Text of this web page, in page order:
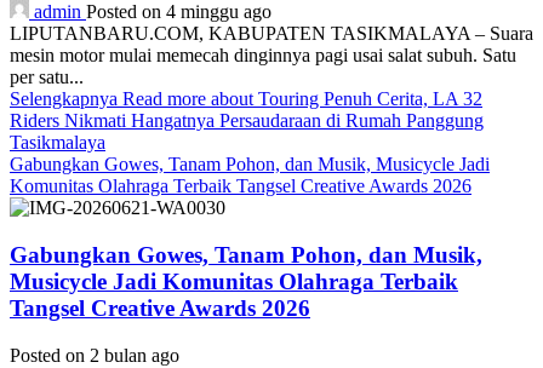
admin Posted on 4 minggu ago
LIPUTANBARU.COM, KABUPATEN TASIKMALAYA – Suara
mesin motor mulai memecah dinginnya pagi usai salat subuh. Satu
per satu...
Selengkapnya Read more about Touring Penuh Cerita, LA 32
Riders Nikmati Hangatnya Persaudaraan di Rumah Panggung
Tasikmalaya
Gabungkan Gowes, Tanam Pohon, dan Musik, Musicycle Jadi
Komunitas Olahraga Terbaik Tangsel Creative Awards 2026
Gabungkan Gowes, Tanam Pohon, dan Musik,
Musicycle Jadi Komunitas Olahraga Terbaik
Tangsel Creative Awards 2026
Posted on 2 bulan ago